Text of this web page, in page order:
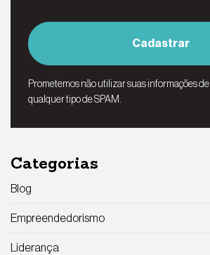
Cadastrar
Prometemos não utilizar suas informações
qualquer tipo de SPAM.
Categorias
Blog
Empreendedorismo
Liderança